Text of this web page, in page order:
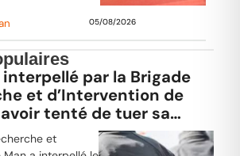
05/08/2026
par la Brigade
et d’Intervention de
tenté de tuer sa
et